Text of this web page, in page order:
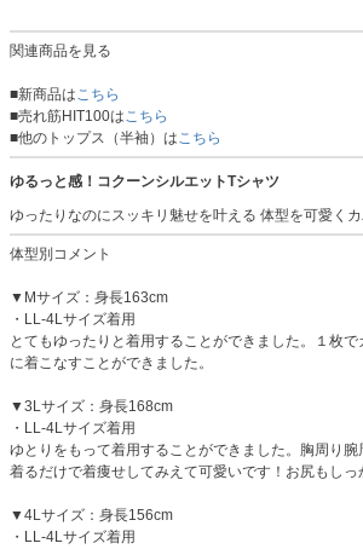
関連商品を見る
■新商品はこちら
■売れ筋HIT100はこちら
■他のトップス（半袖）はこちら
ゆるっと感！コクーンシルエットTシャツ
ゆったりなのにスッキリ魅せを叶える 体型を可愛く
体型別コメント
▼Mサイズ：身長163cm
・LL-4Lサイズ着用
とてもゆったりと着用することができました。１枚
に着こなすことができました。
▼3Lサイズ：身長168cm
・LL-4Lサイズ着用
ゆとりをもって着用することができました。胸周り腕
着るだけで着痩せしてみえて可愛いです！お尻もしっ
▼4Lサイズ：身長156cm
・LL-4Lサイズ着用